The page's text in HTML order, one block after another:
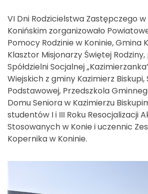
VI Dni Rodzicielstwa Zastępczego
Konińskim zorganizowało
Pomocy Rodzinie w Koninie, Gmina
Klasztor Misjonarzy Świętej
Spółdzielni Socjalnej
Wiejskich z gminy Kazimierz Biskupi,
Podstawowej, Przedszkola
Domu Seniora w Kazimierzu
studentów I i III Roku Resocjalizacji
Stosowanych w Konie i uczennic
Kopernika w Koninie.